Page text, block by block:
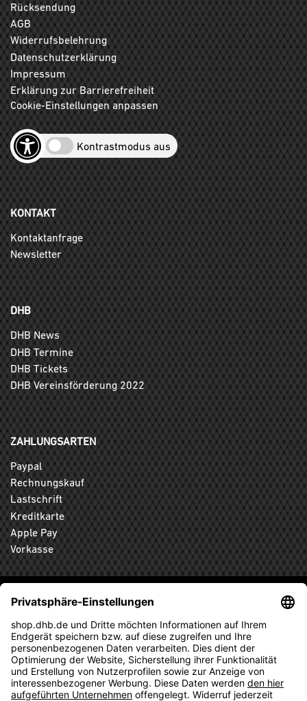
Rücksendung
AGB
Widerrufsbelehrung
Datenschutzerklärung
Impressum
Erklärung zur Barrierefreiheit
Cookie-Einstellungen anpassen
Kontrastmodus aus
KONTAKT
Kontaktanfrage
Newsletter
DHB
DHB News
DHB Termine
DHB Tickets
DHB Vereinsförderung 2022
ZAHLUNGSARTEN
Paypal
Rechnungskauf
Lastschrift
Kreditkarte
Apple Pay
Vorkasse
ABONNIEREN SIE DEN KOSTENLOSEN DHB-FANSHOP
NEWSLETTER UND VERPASSEN SIE KEINE NEUIGKEIT ODER
AKTION MEHR.
ANMELDEN